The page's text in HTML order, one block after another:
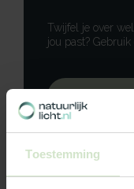
Toestemming
Twijfel je over
jou past?
Neem